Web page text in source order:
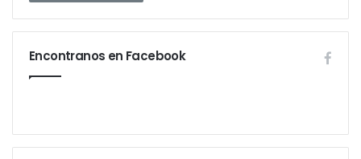
Encontranos en Facebook